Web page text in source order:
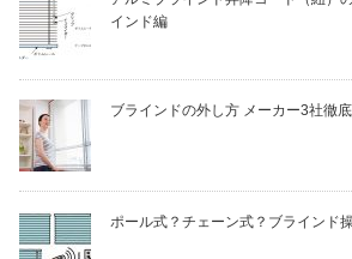
インド編
ブラインドの外し方 メーカー3社徹底
ポール式？チェーン式？ブラインド